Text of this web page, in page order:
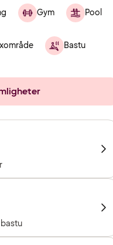
Gym Pool
Bastu